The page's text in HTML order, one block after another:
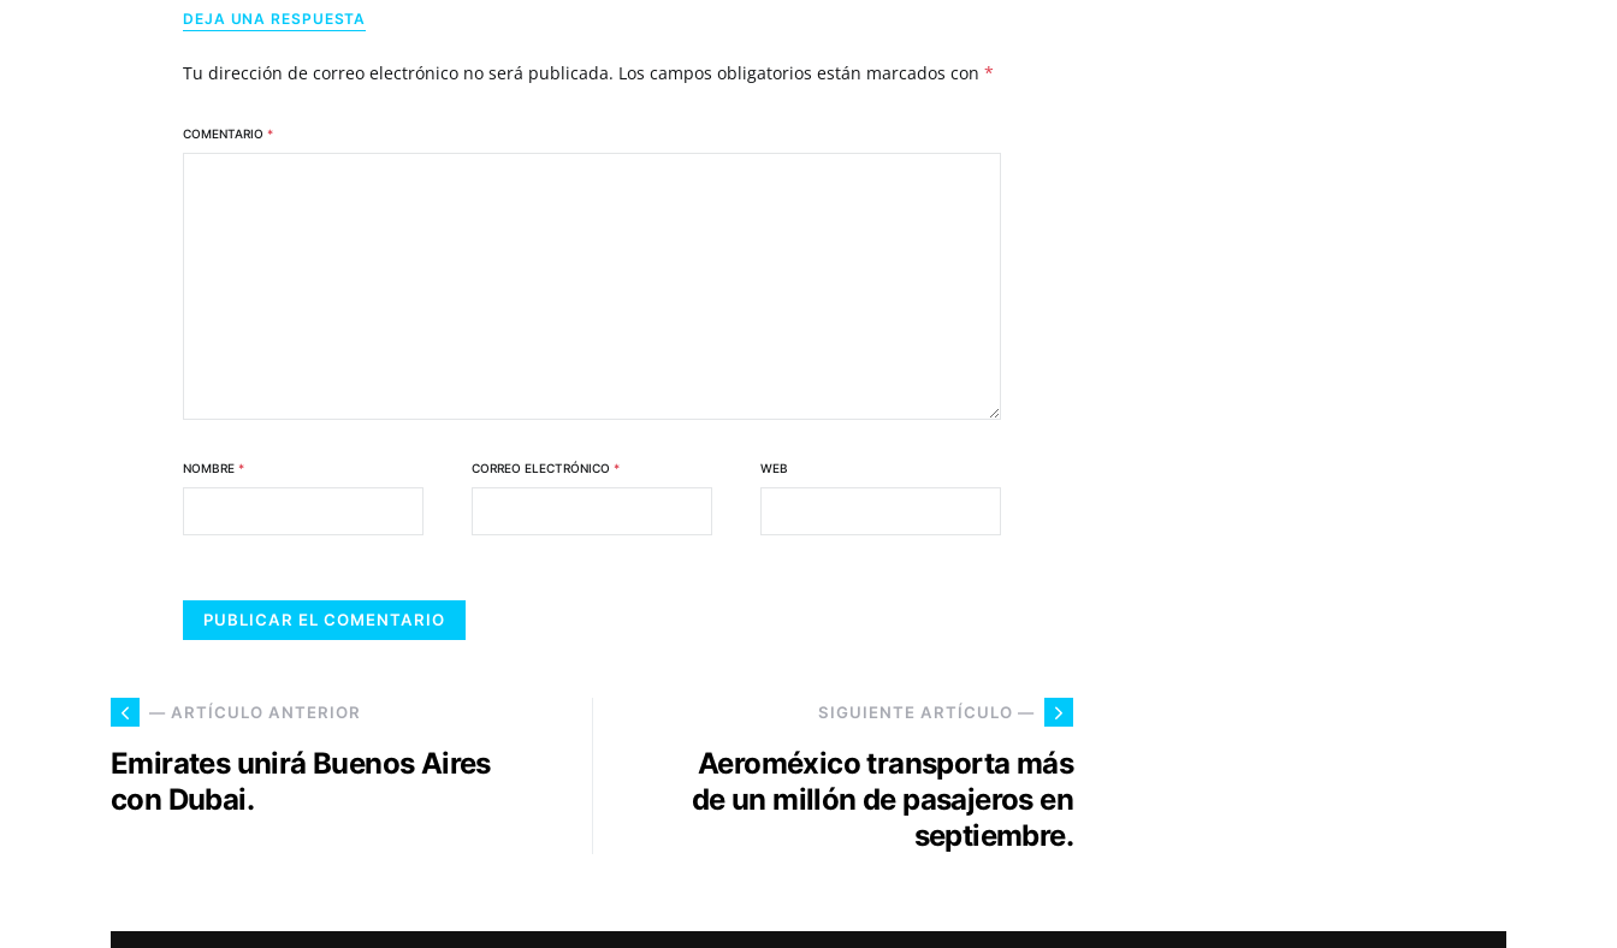
DEJA UNA RESPUESTA
Tu dirección de correo electrónico no será publicada. Los campos obligatorios están marcados con *
COMENTARIO *
NOMBRE * CORREO ELECTRÓNICO * WEB
— ARTÍCULO ANTERIOR
Emirates unirá Buenos Aires
con Dubai.
SIGUIENTE ARTÍCULO —
Aeroméxico transporta más
de un millón de pasajeros en
septiembre.